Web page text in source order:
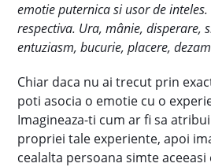
emotie puternica si usor de
respectiva. Ura, mânie, disperare,
entuziasm, bucurie, placere,
Chiar daca nu ai trecut prin
poti asocia o emotie cu o
Imagineaza-ti cum ar fi sa
propriei tale experiente, apoi
cealalta persoana simte aceeasi